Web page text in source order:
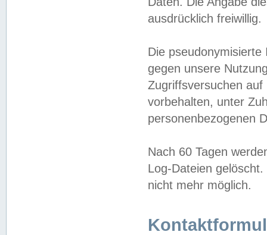
ausdrücklich freiwillig.
Die
gegen unsere
Zugriffsversuchen
vorbehalten, unter
personenbezogenen
Nach 60 Tagen
Log-Dateien
nicht mehr möglich.